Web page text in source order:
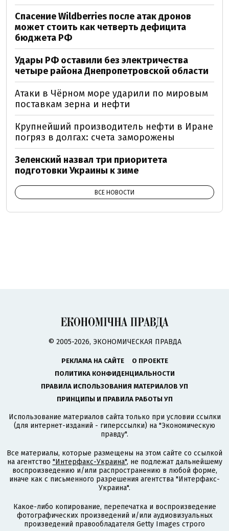
Спасение Wildberries после атак дронов
может стоить как четверть дефицита
бюджета РФ
Удары РФ оставили без электричества
четыре района Днепропетровской области
Атаки в Чёрном море ударили по мировым
поставкам зерна и нефти
Крупнейший производитель нефти в Иране
погряз в долгах: счета заморожены
Зеленский назвал три приоритета
подготовки Украины к зиме
ВСЕ НОВОСТИ
© 2005-2026, ЭКОНОМИЧЕСКАЯ ПРАВДА
РЕКЛАМА НА САЙТЕ
О ПРОЕКТЕ
ПОЛИТИКА КОНФИДЕНЦИАЛЬНОСТИ
ПРАВИЛА ИСПОЛЬЗОВАНИЯ МАТЕРИАЛОВ УП
ПРИНЦИПЫ И ПРАВИЛА РАБОТЫ УП
Использование материалов сайта только при условии ссылки
(для интернет-изданий - гиперссылки) на "Экономическую
правду".
Все материалы, которые размещены на этом сайте со ссылкой
на агентство "Интерфакс-Украина", не подлежат дальнейшему
воспроизведению и/или распространению в любой форме,
иначе как с письменного разрешения агентства "Интерфакс-
Украина".
Какое-либо копирование, перепечатка и воспроизведение
фотографических произведений и/или аудиовизуальных
произведений правообладателя Getty Images строго